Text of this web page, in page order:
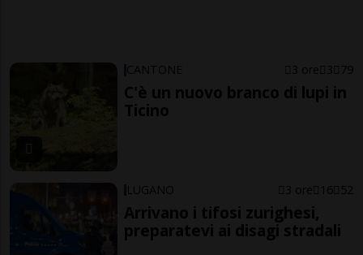
CANTONE 3 ore 3 79
C'è un nuovo branco di lupi in
Ticino
LUGANO 3 ore 16 52
Arrivano i tifosi zurighesi,
preparatevi ai disagi stradali